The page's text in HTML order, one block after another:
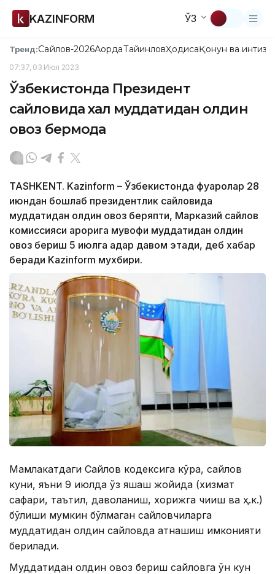
KAZINFORM ЎЗ
Тренд:Сайлов-2026АқордаТайинловҲодисаҚонун ва
07:37, 03 Июл 2023
Ўзбекистонда Президент
сайловида халқ муддатидан олдин
овоз бермоқда
TASHKENT. Kazinform – Ўзбекистонда фуқаролар 28
июндан бошлаб президентлик сайловида
муддатидан олдин овоз беряпти, Марказий сайлов
комиссияси қарорига мувофиқ муддатидан олдин
овоз бериш 5 июлга қадар давом этади, деб хабар
беради Kazinform мухбири.
Мамлакатдаги Сайлов кодексига кўра, сайлов
куни, яъни 9 июлда ўз яшаш жойида (хизмат
сафари, таътил, даволаниш, хорижга чиқиш ва ҳ.к.)
бўлиши мумкин бўлмаган сайловчиларга
муддатидан олдин сайловда қатнашиш имконияти
берилади.
Муддатидан олдин овоз бериш сайловга ўн кун